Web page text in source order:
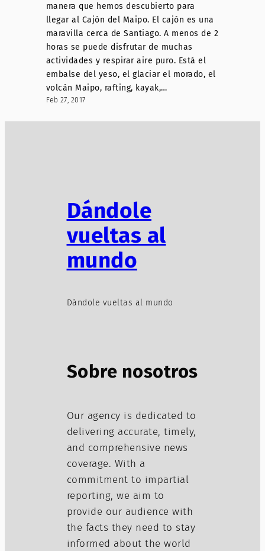
manera que hemos descubierto para
llegar al Cajón del Maipo. El cajón es una
maravilla cerca de Santiago. A menos de 2
horas se puede disfrutar de muchas
actividades y respirar aire puro. Está el
embalse del yeso, el glaciar el morado, el
volcán Maipo, rafting, kayak,…
Feb 27, 2017
Dándole
vueltas al
mundo
Dándole vueltas al mundo
Sobre nosotros
Our agency is dedicated to
delivering accurate, timely,
and comprehensive news
coverage. With a
commitment to impartial
reporting, we aim to
provide our audience with
the facts they need to stay
informed about the world